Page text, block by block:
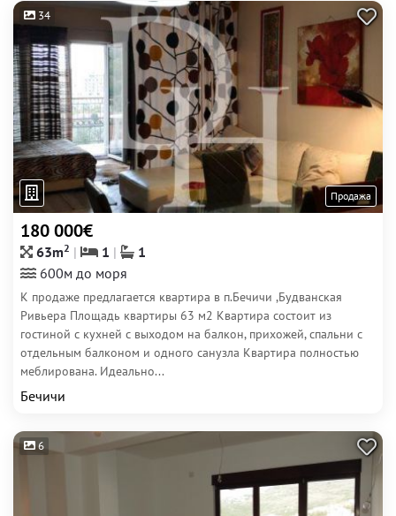
34
Продажа
180 000€
63m2 1
1
600м до моря
К продаже предлагается квартира в п.Бечичи ,Будванская
Ривьера Площадь квартиры 63 м2 Квартира состоит из
гостиной с кухней с выходом на балкон, прихожей, спальни с
отдельным балконом и одного санузла Квартира полностью
меблирована. Идеально...
Бечичи
6